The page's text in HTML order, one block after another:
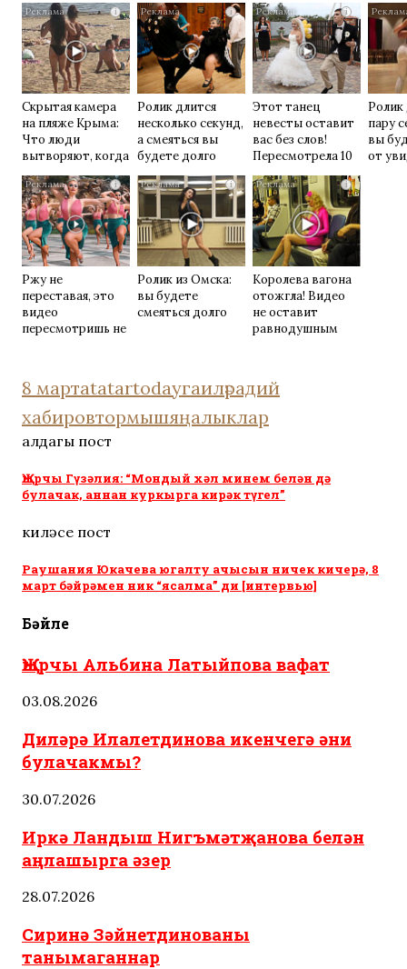
i
Скрытая камера
на пляже Крыма:
Что люди
вытворяют, когда
их не видят...
i
Ролик длится
несколько секунд,
а смеяться вы
будете долго
i
Этот танец
невесты оставит
вас без слов!
Пересмотрела 10
раз
Ролик
пару
вы
от
i
Ржу не
переставая, это
видео
пересмотришь не
i
Ролик из Омска:
вы будете
смеяться долго
i
Королева вагона
отожгла! Видео
не оставит
равнодушным
8 мартаtatartodayгаиләрадий
хабировтормышяңалыклар
алдагы пост
Җырчы Гүзәлия: “Мондый хәл минем белән дә
булачак, аннан куркырга кирәк түгел”
киләсе пост
Раушания Юкачева югалту ачысын ничек кичерә, 8
март бәйрәмен ник “ясалма” ди [интервью]
Бәйле
Җырчы Альбина Латыйпова вафат
03.08.2026
Диләрә Илалетдинова икенчегә әни
булачакмы?
30.07.2026
Иркә Ландыш Нигъмәтҗанова белән
аңлашырга әзер
28.07.2026
Сиринә Зәйнетдинованы
танымаганнар